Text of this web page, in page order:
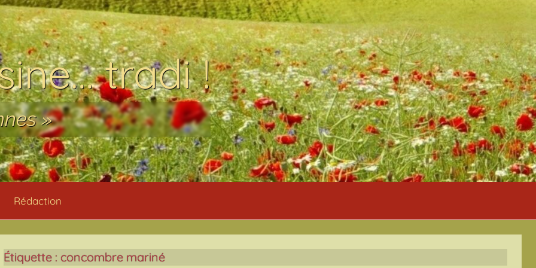
tradi !
»
Rédaction
Étiquette : concombre mariné